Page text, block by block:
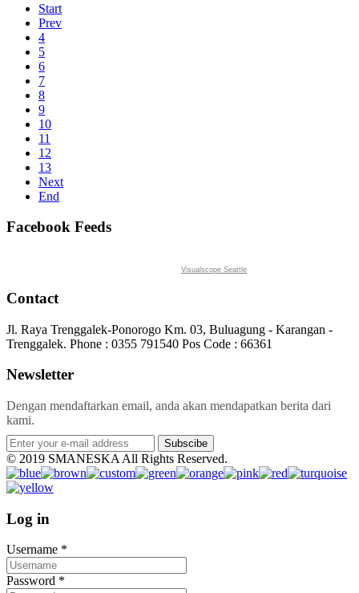
Start
Prev
4
5
6
7
8
9
10
11
12
13
Next
End
Facebook Feeds
Visualscope Seattle
Contact
Jl. Raya Trenggalek-Ponorogo Km. 03, Buluagung - Karangan -
Trenggalek. Phone : 0355 791540 Pos Code : 66361
Newsletter
Dengan mendaftarkan email, anda akan mendapatkan berita dari
kami.
Subscibe
© 2019 SMANESKA All Rights Reserved.
Log in
Username *
Password *